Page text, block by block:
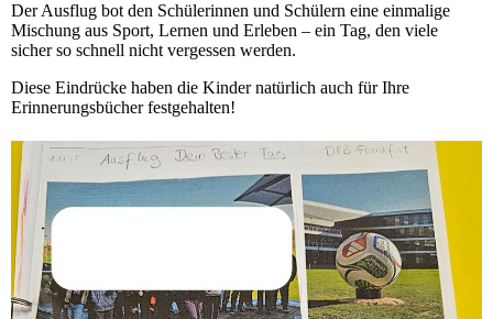
Der Ausflug bot den Schülerinnen und Schülern eine einmalige
Mischung aus Sport, Lernen und Erleben – ein Tag, den viele
sicher so schnell nicht vergessen werden.
Diese Eindrücke haben die Kinder natürlich auch für Ihre
Erinnerungsbücher festgehalten!